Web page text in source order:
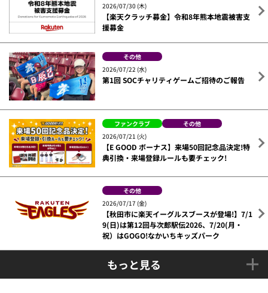
2026/07/30 (木)
【楽天クラッチ募金】令和8年熊本地震被害支
援募金
その他
2026/07/22 (水)
第1回 SOCチャリティゲームご招待のご報告
ファンクラブ
その他
2026/07/21 (火)
【E GOOD ボーナス】来場50回記念品決定!特
典引換・来場登録ルールも要チェック!
その他
2026/07/17 (金)
【秋田市に楽天イーグルスブースが登場!】7/1
9(日)は第12回与次郎駅伝2026、7/20(月・
祝）はGOGO!なかいちキッズパーク
もっと見る